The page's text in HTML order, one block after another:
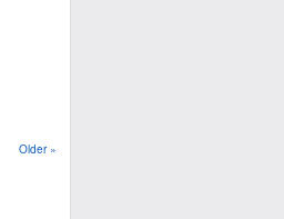
Older »